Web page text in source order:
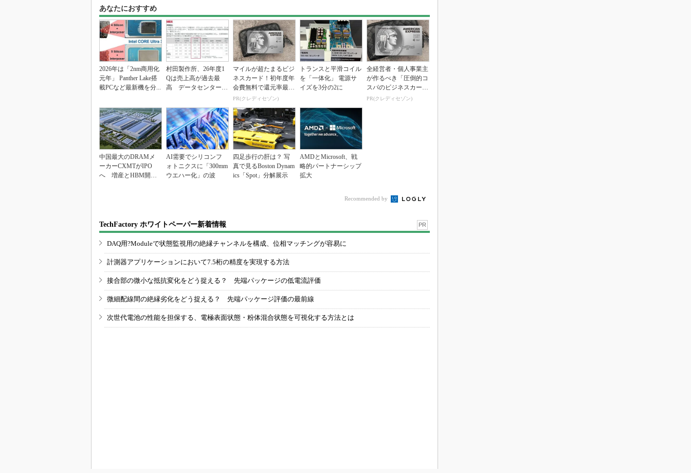
あなたにおすすめ
2026年は「2nm商用化
元年」 Panther Lake搭
載PCなど最新機を分...
村田製作所、26年度1
Qは売上高が過去最
高 データセンター関
マイルが超たまるビジ
ネスカード！初年度年
会費無料で還元率最大
1.125%
PR(クレディセゾン)
トランスと平滑コイル
を「一体化」 電源サ
イズを3分の2に
全経営者・個人事業主
が作るべき「圧倒的コ
スパのビジネスカー
ド」
PR(クレディセゾン)
中国最大のDRAMメ
ーカーCXMTがIPO
へ 増産とHBM開発
AI需要でシリコンフ
ォトニクスに「300mm
ウエハー化」の波
四足歩行の肝は？ 写
真で見るBoston Dynam
ics「Spot」分解展示
AMDとMicrosoft、戦
略的パートナーシップ
拡大
Recommended by
TechFactory ホワイトペーパー新着情報 PR
DAQ用?Moduleで状態監視用の絶縁チャンネルを構成、位相マッチングが容易に
計測器アプリケーションにおいて7.5桁の精度を実現する方法
接合部の微小な抵抗変化をどう捉える？ 先端パッケージの低電流評価
微細配線間の絶縁劣化をどう捉える？ 先端パッケージ評価の最前線
次世代電池の性能を担保する、電極表面状態・粉体混合状態を可視化する方法とは